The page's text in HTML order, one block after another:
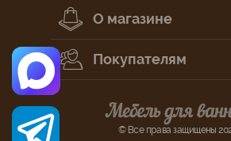
О магазине
Покупателям
© Все права защищены